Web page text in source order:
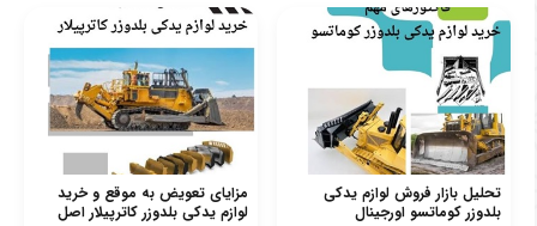
تحلیل بازار فروش لوازم یدکی
بلدوزر کوماتسو اورجینال
مزایای تعویض به موقع و خرید
لوازم یدکی بلدوزر کاترپیلار اصل